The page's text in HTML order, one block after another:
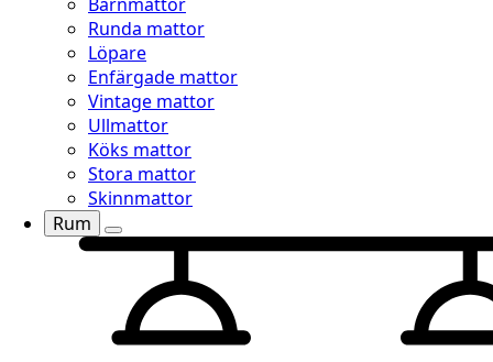
Runda mattor
Löpare
Enfärgade mattor
Vintage mattor
Ullmattor
Köks mattor
Stora mattor
Skinnmattor
Rum